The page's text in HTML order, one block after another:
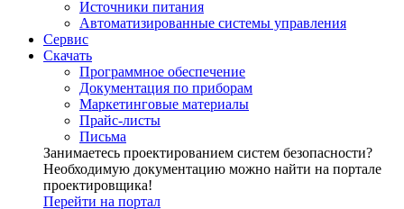
Источники питания
Автоматизированные системы управления
Сервис
Скачать
Программное обеспечение
Документация по приборам
Маркетинговые материалы
Прайс-листы
Письма
Занимаетесь проектированием систем безопасности?
Необходимую документацию можно найти на портале
проектировщика!
Перейти на портал